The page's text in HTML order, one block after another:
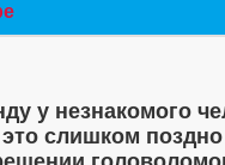
у незнакомого
слишком